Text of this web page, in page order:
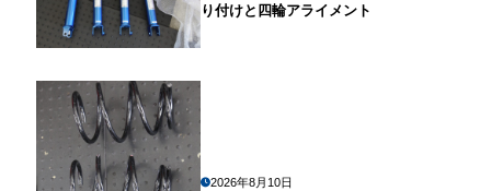
り付けと四輪アライメント
2026年8月10日